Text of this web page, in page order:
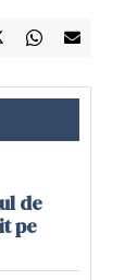
de
pe